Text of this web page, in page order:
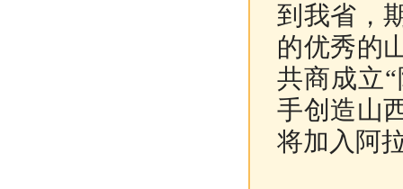
到我省，
的优秀的
共商成立
手创造山
将加入阿